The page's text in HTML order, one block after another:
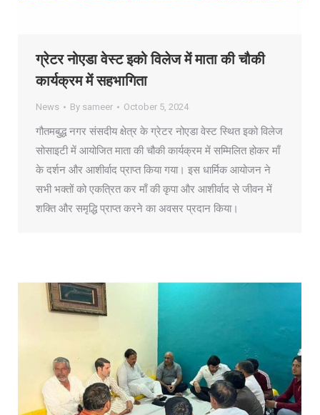
ग्रेटर नोएडा वेस्ट इको विलेज में माता की चौकी
कार्यक्रम में सहभागिता
News By sameer October 5, 2024
गौतमबुद्ध नगर संसदीय क्षेत्र के ग्रेटर नोएडा वेस्ट स्थित इको विलेज
सोसाइटी में आयोजित माता की चौकी कार्यक्रम में सम्मिलित होकर माँ
के दर्शन और आशीर्वाद प्राप्त किया गया। इस धार्मिक आयोजन ने
सभी भक्तों को एकत्रित कर माँ की कृपा और आशीर्वाद से जीवन में
शक्ति और समृद्धि प्राप्त करने का अवसर प्रदान किया।